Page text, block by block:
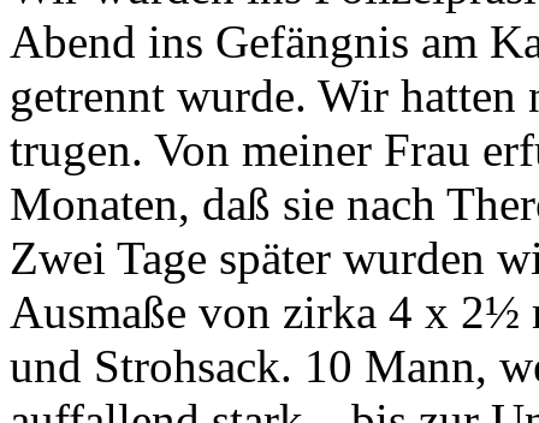
Abend ins Gefängnis am
getrennt wurde. Wir hatten
trugen. Von meiner Frau
Monaten, daß sie nach
Zwei Tage später wurden
Ausmaße von zirka 4 x 2½
und Strohsack. 10 Mann,